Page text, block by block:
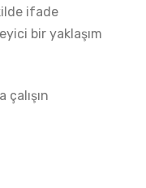
ifade
bir yaklaşım
çalışın